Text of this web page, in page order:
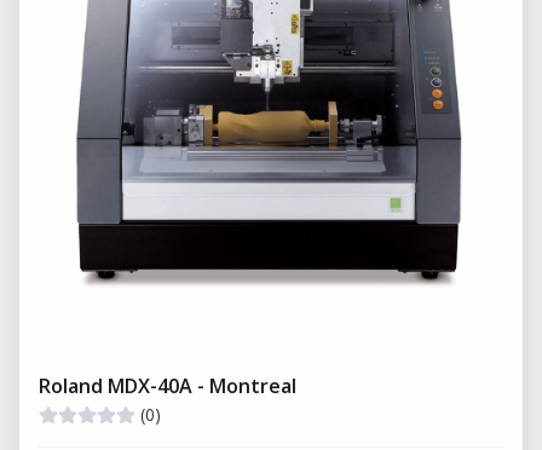
Roland MDX-40A - Montreal
(0)